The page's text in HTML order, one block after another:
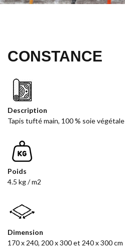
CONSTANCE
Description
Tapis tufté main, 100 % soie végétale
Poids
4.5 kg / m2
Dimension
170 x 240, 200 x 300 et 240 x 300 cm